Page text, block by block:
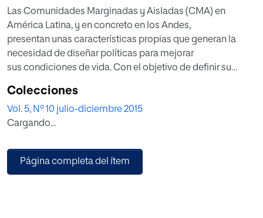
Las Comunidades Marginadas y Aisladas (CMA) en
América Latina, y en concreto en los Andes,
presentan unas características propias que generan la
necesidad de diseñar políticas para mejorar
sus condiciones de vida. Con el objetivo de definir su
fuentes de información primarias y secundarias, se
definen y cuantifican las CMA andinas en los
tres países. A continuación se presentan datos
de las CMA con las medias nacionales. En todos los casos
se registran indicadores similares
Colecciones
Vol. 5, Nº 10 julio-diciembre 2015
Cargando...
Página completa del ítem